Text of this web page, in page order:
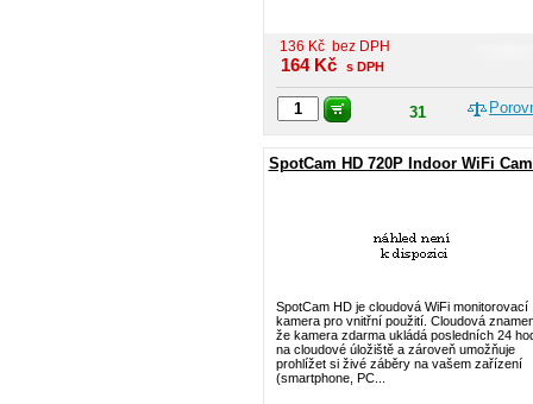
136 Kč bez DPH
164 Kč s DPH
31
SpotCam HD 720P Indoor WiFi
SpotCam HD je cloudová WiFi monitorovací
kamera pro vnitřní použití. Cloudová
že kamera zdarma ukládá posledních 24
na cloudové úložiště a zároveň umožňuje
prohlížet si živé záběry na vašem zařízení
(smartphone, PC...